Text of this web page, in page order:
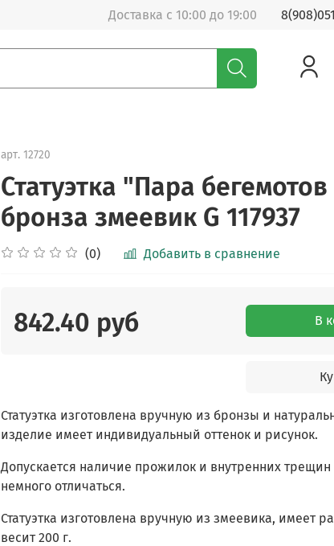
Доставка с 10:00 до 19:00
арт. 12720
Статуэтка "Пара
бронза змеевик G 117937
(0) Добавить в сравнение
842.40 руб В
Статуэтка изготовлена вручную из бронзы и
изделие имеет индивидуальный оттенок и рисунок.
Допускается наличие прожилок и внутренних
немного отличаться.
Статуэтка изготовлена вручную из змеевика, имеет
весит 200 г.